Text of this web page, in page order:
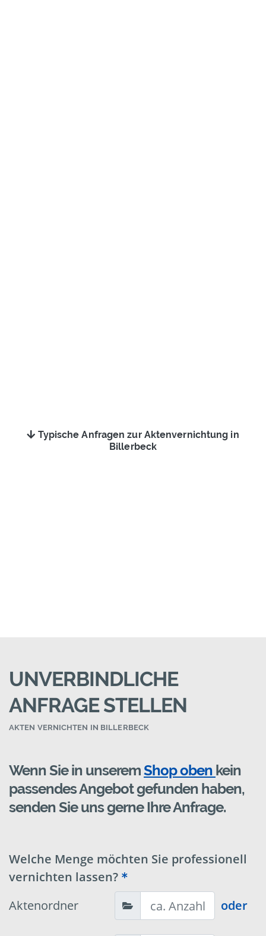
Typische Anfragen zur Aktenvernichtung in
Billerbeck
UNVERBINDLICHE
ANFRAGE STELLEN
AKTEN VERNICHTEN IN BILLERBECK
Wenn Sie in unseremShop oben kein
passendes Angebot gefunden haben,
senden Sie uns gerne Ihre Anfrage.
Welche Menge möchten Sie professionell
vernichten lassen?
Aktenordner
oder